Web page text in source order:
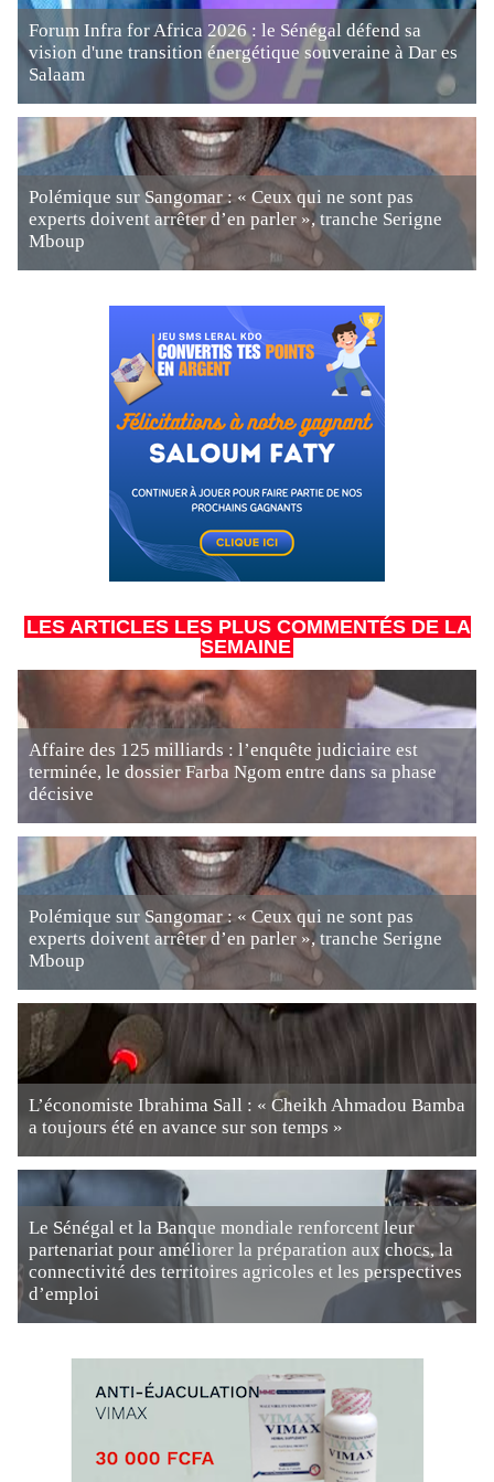
Forum Infra for Africa 2026 : le Sénégal défend sa
vision d'une transition énergétique souveraine à Dar es
Salaam
Polémique sur Sangomar : « Ceux qui ne sont pas
experts doivent arrêter d’en parler », tranche Serigne
Mboup
LES ARTICLES LES PLUS COMMENTÉS DE LA
SEMAINE
Affaire des 125 milliards : l’enquête judiciaire est
terminée, le dossier Farba Ngom entre dans sa phase
décisive
Polémique sur Sangomar : « Ceux qui ne sont pas
experts doivent arrêter d’en parler », tranche Serigne
Mboup
L’économiste Ibrahima Sall : « Cheikh Ahmadou Bamba
a toujours été en avance sur son temps »
Le Sénégal et la Banque mondiale renforcent leur
partenariat pour améliorer la préparation aux chocs, la
connectivité des territoires agricoles et les perspectives
d’emploi